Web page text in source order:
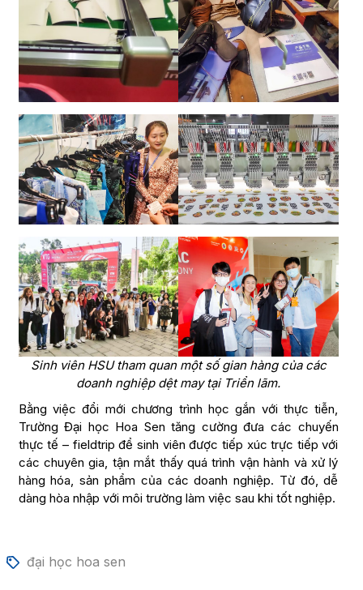
Sinh viên HSU tham quan một số gian hàng của các
doanh nghiệp dệt may tại Triển lãm.
Bằng việc đổi mới chương trình học gắn với thực tiễn,
Trường Đại học Hoa Sen tăng cường đưa các chuyến
thực tế – fieldtrip để sinh viên được tiếp xúc trực tiếp với
các chuyên gia, tận mắt thấy quá trình vận hành và xử lý
hàng hóa, sản phẩm của các doanh nghiệp. Từ đó, dễ
dàng hòa nhập với môi trường làm việc sau khi tốt nghiệp.
đại học hoa sen